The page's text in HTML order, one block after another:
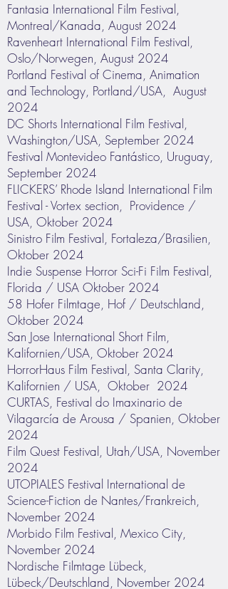
Fantasia International Film Festival,
Montreal/Kanada, August 2024
Ravenheart International Film Festival,
Oslo/Norwegen, August 2024
Portland Festival of Cinema, Animation
and Technology, Portland/USA, August
2024
DC Shorts International Film Festival,
Washington/USA, September 2024
Festival Montevideo Fantástico, Uruguay,
September 2024
FLICKERS’ Rhode Island International Film
Festival - Vortex section, Providence /
USA, Oktober 2024
Sinistro Film Festival, Fortaleza/Brasilien,
Oktober 2024
Indie Suspense Horror Sci-Fi Film Festival,
Florida / USA Oktober 2024
58 Hofer Filmtage, Hof / Deutschland,
Oktober 2024
San Jose International Short Film,
Kalifornien/USA, Oktober 2024
HorrorHaus Film Festival, Santa Clarity,
Kalifornien / USA, Oktober 2024
CURTAS, Festival do Imaxinario de
Vilagarcía de Arousa / Spanien, Oktober
2024
Film Quest Festival, Utah/USA, November
2024
UTOPIALES Festival International de
Science-Fiction de Nantes/Frankreich,
November 2024
Morbido Film Festival, Mexico City,
November 2024
Nordische Filmtage Lübeck,
Lübeck/Deutschland, November 2024